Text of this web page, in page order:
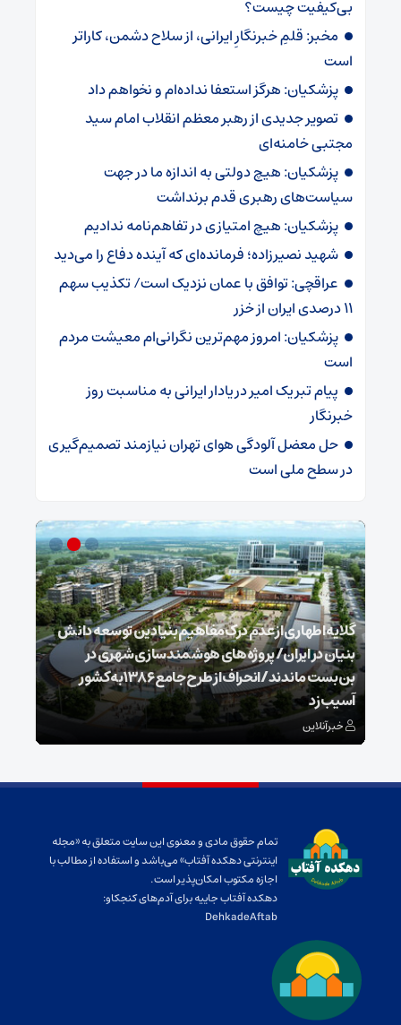
بی‌کیفیت چیست؟
مخبر: قلمِ خبرنگارِ ایرانی، از سلاح دشمن، کاراتر
است
پزشکیان: هرگز استعفا نداده‌ام و نخواهم داد
تصویر جدیدی از رهبر معظم انقلاب امام سید
مجتبی خامنه‌ای
پزشکیان: هیچ دولتی به اندازه ما در جهت
سیاست‌های رهبری قدم برنداشت
پزشکیان: هیچ امتیازی در تفاهم‌نامه ندادیم
شهید نصیرزاده؛ فرمانده‌ای که آینده دفاع را می‌دید
عراقچی: توافق با عمان نزدیک است/ تکذیب سهم
۱۱ درصدی ایران از خزر
پزشکیان: امروز مهم‌ترین نگرانی‌ام معیشت مردم
است
پیام تبریک امیر دریادار ایرانی به مناسبت روز
خبرنگار
حل معضل آلودگی هوای تهران نیازمند تصمیم‌گیری
در سطح ملی است
گلایه اطهاری از عدم درک مفاهیم بنیادین توسعه دانش
بنیان در ایران/ پروژه‌های هوشمندسازی شهری در
بن‌بست ماندند/انحراف از طرح جامع ۱۳۸۶ به کشور
آسیب زد
خبرآنلاین
تمام حقوق مادی و معنوی این سایت متعلق به «مجله
اینترنتی دهکده آفتاب» می‌باشد و استفاده از مطالب با
اجازه مکتوب امکان‌پذیر است.
دهکده آفتاب جاییه برای آدم‌های کنجکاو:
DehkadeAftab